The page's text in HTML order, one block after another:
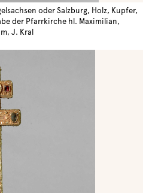
oder Salzburg, Holz, Kupfer,
der Pfarrkirche hl. Maximilian,
J. Kral